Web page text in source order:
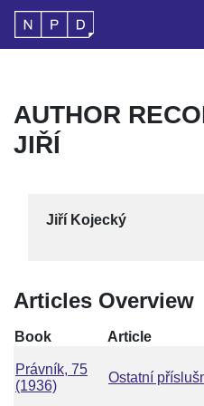
AUTHOR
JIŘÍ
Jiří Kojecký
Articles Overview
Book Article
Právník, 75
(1936)
Ostatní